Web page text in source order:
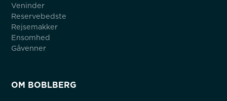
Veninder
Reservebedste
Rejsemakker
Ensomhed
Gåvenner
OM BOBLBERG